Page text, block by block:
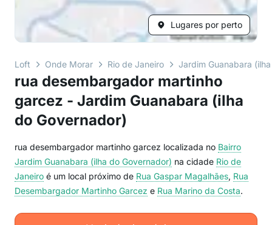
Lugares por perto
Loft Onde Morar Rio de Janeiro Jardim Guanabara
rua desembargador martinho
garcez - Jardim Guanabara (ilha
do Governador)
rua desembargador martinho garcez localizada no Bairro
Jardim Guanabara (ilha do Governador) na cidade Rio de
Janeiro é um local próximo de Rua Gaspar Magalhães, Rua
Desembargador Martinho Garcez e Rua Marino da Costa.